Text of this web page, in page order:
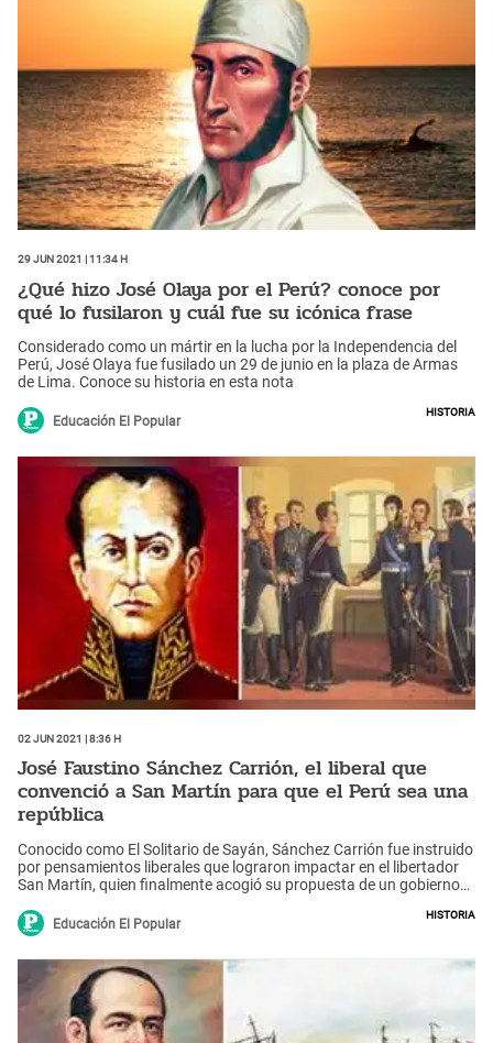
29 Jun 2021 | 11:34 h
¿Qué hizo José Olaya por el Perú? conoce por
qué lo fusilaron y cuál fue su icónica frase
Considerado como un mártir en la lucha por la Independencia del
Perú, José Olaya fue fusilado un 29 de junio en la plaza de Armas
de Lima. Conoce su historia en esta nota
Educación El Popular
Historia
02 Jun 2021 | 8:36 h
José Faustino Sánchez Carrión, el liberal que
convenció a San Martín para que el Perú sea una
república
Conocido como El Solitario de Sayán, Sánchez Carrión fue instruido
por pensamientos liberales que lograron impactar en el libertador
San Martín, quien finalmente acogió su propuesta de un gobierno
Educación El Popular
Historia